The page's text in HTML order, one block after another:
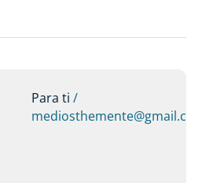
Para ti /